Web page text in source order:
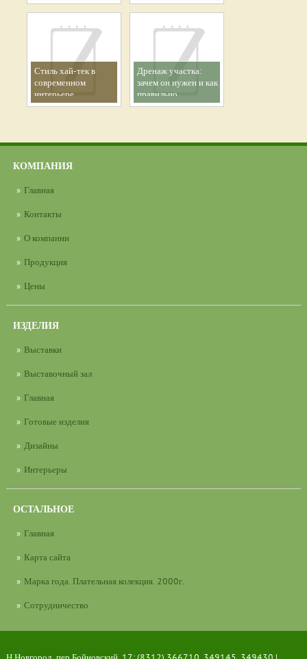
Стиль хай-тек в
современном
интерьере
Дренаж участка:
зачем он нужен и как
правильно
организовать
КОМПАНИЯ
Главная
Контакты
О компании
Продукция
Цены
ИЗДЕЛИЯ
Выставки
Выставочный зал
Главная
Готовые изделия
Дизайны
Интерьеры
ОСТАЛЬНОЕ
Главная
Карта сайта
Марка года. Плательная колекция. 2000г.
Сотрудничество